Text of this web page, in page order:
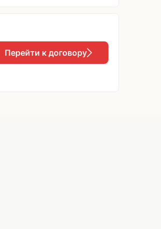
Перейти к договору